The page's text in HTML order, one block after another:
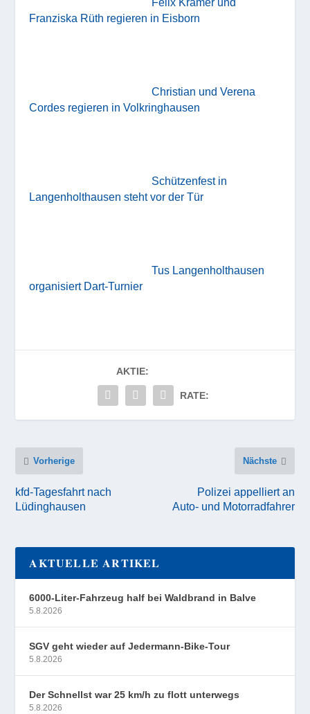
Felix Krämer und
Franziska Rüth regieren in Eisborn
Christian und Verena
Cordes regieren in Volkringhausen
Schützenfest in
Langenholthausen steht vor der Tür
Tus Langenholthausen
organisiert Dart-Turnier
AKTIE:
RATE:
Vorherige
kfd-Tagesfahrt nach
Lüdinghausen
Nächste
Polizei appelliert an
Auto- und Motorradfahrer
AKTUELLE ARTIKEL
6000-Liter-Fahrzeug half bei Waldbrand in Balve
5.8.2026
SGV geht wieder auf Jedermann-Bike-Tour
5.8.2026
Der Schnellst war 25 km/h zu flott unterwegs
5.8.2026